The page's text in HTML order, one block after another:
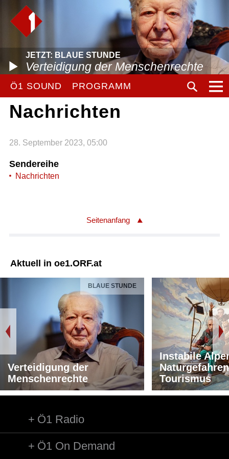
JETZT: BLAUE STUNDE
Verteidigung der Menschenrechte
Ö1 SOUND PROGRAMM
Nachrichten
28. September 2023, 05:00
Sendereihe
Nachrichten
Seitenanfang
Aktuell in oe1.ORF.at
BLAUE STUNDE
Verteidigung der
Menschenrechte
Instabile
Tourismus
Ö1 Radio
Ö1 On Demand